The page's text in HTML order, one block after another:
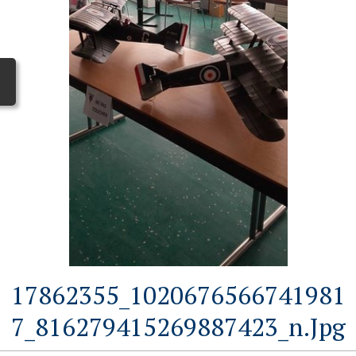
17862355_1020676566741981
7_816279415269887423_n.jpg